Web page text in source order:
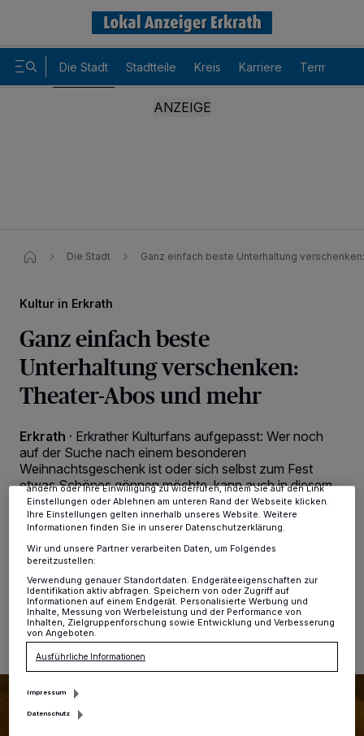
Die Stadt Stadtteile Kreis Karriere Termine
Die Stadt Ganz einfach beste Unterhaltung
Kultur in Erkrath
Ganz einfach beste
Unterhaltung verschenken:
Theater-Abos und mehr
Erkrath · Erkrather Kulturfans aufgepasst: Wer noch
auf der Suche nach einem besonderen
Weihnachtsgeschenk ist oder sich selbst zum Fest
etwas Schönes gönnen möchte, kann auch in diesem
Jahr wieder das beliebte Theater-Abo, flexible
Kulturgutscheine oder ausgewählte Einzelkarten für alle
kommenden Kulturhighlights im Jahr 2023 erwerben.
15.12.2022 , 13:53 Uhr 2 Minuten Lesezeit
Wir und unsere
-Partner speichern und greifen auf
personenbezogene Daten wie Browserdaten oder eindeutige
verarbeiten Daten, um Ihnen Dienste bereitzustellen“ aufgeführten
Zwecke. Wenn Tracker deaktiviert sind, sind manche Inhalte und
Anzeigen möglicherweise nicht mehr so relevant für Sie. Sie können
dieses Menü jederzeit wieder aufrufen, um Ihre Einstellungen zu
ändern oder Ihre Einwilligung zu widerrufen, indem Sie auf den Link
Einstellungen oder Ablehnen am unteren Rand der Webseite klicken.
Ihre Einstellungen gelten innerhalb unseres Website. Weitere
Informationen finden Sie in unserer Datenschutzerklärung.
Wir und unsere Partner verarbeiten Daten, um Folgendes
bereitzustellen:
Verwendung genauer Standortdaten. Endgeräteeigenschaften zur
Identifikation aktiv abfragen. Speichern von oder Zugriff auf
Informationen auf einem Endgerät. Personalisierte Werbung und
Inhalte, Messung von Werbeleistung und der Performance von
Inhalten, Zielgruppenforschung sowie Entwicklung und Verbesserung
von Angeboten.
Ausführliche Informationen
Impressum
Datenschutz